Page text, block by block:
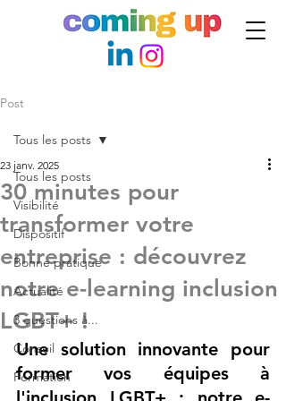
Post
Tous les posts
Visibilité
Dispositif
Bonne pratique
Actualité
3 questions à...
Conseil
Formation
Tous les posts
30 minutes pour
transformer votre
entreprise : découvrez
notre e-learning inclusion
LGBT+ !
23 janv. 2025
Une solution innovante pour
former vos équipes à